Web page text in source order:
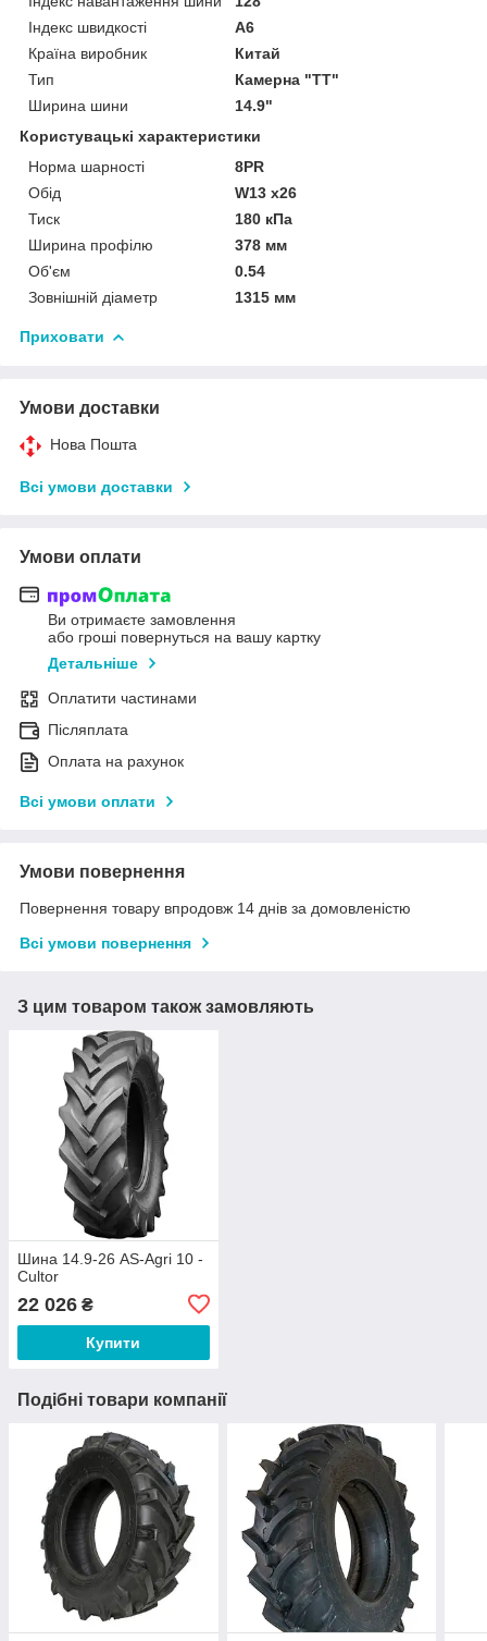
Індекс швидкості
A6
Країна виробник
Китай
Тип
Камерна "TT"
Ширина шини
14.9"
Користувацькі характеристики
Норма шарності
8PR
Обід
W13 x26
Тиск
180 кПа
Ширина профілю
378 мм
Об'єм
0.54
Зовнішній діаметр
1315 мм
Приховати
Умови доставки
Нова Пошта
Всі умови доставки
Умови оплати
Ви отримаєте замовлення
або гроші повернуться на вашу картку
Детальніше
Оплатити частинами
Післяплата
Оплата на рахунок
Всі умови оплати
Умови повернення
Повернення товару впродовж 14 днів за домовленістю
Всі умови повернення
З цим товаром також замовляють
Шина 14.9-26 AS-Agri 10 -
Cultor
22 026 ₴
Купити
Подібні товари компанії